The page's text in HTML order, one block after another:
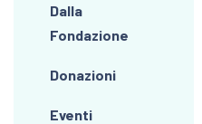
Dalla
Fondazione
Donazioni
Eventi